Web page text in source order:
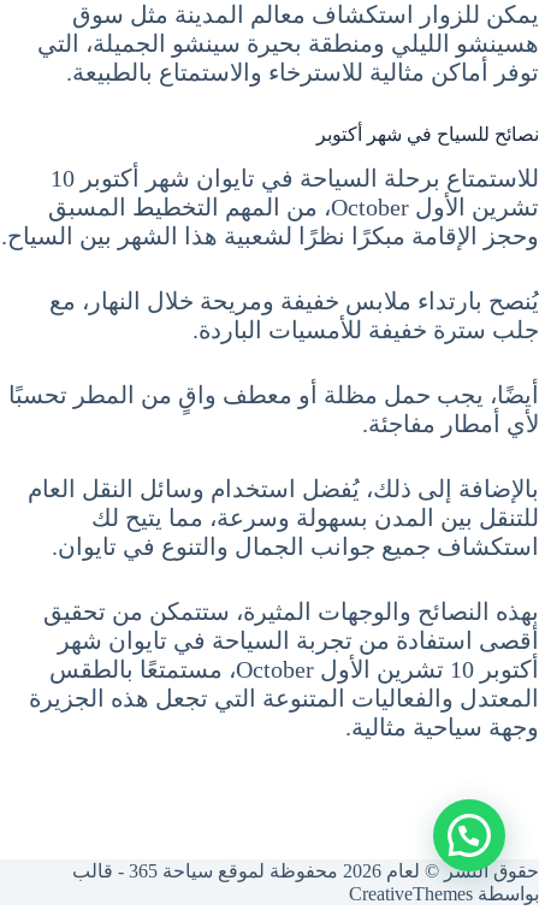
يمكن للزوار استكشاف معالم المدينة مثل سوق
هسينشو الليلي ومنطقة بحيرة سينشو الجميلة، التي
توفر أماكن مثالية للاسترخاء والاستمتاع بالطبيعة.
نصائح للسياح في شهر أكتوبر
للاستمتاع برحلة السياحة في تايوان شهر أكتوبر 10
تشرين الأول October، من المهم التخطيط المسبق
وحجز الإقامة مبكرًا نظرًا لشعبية هذا الشهر بين السياح.
يُنصح بارتداء ملابس خفيفة ومريحة خلال النهار، مع
جلب سترة خفيفة للأمسيات الباردة.
أيضًا، يجب حمل مظلة أو معطف واقٍ من المطر تحسبًا
لأي أمطار مفاجئة.
بالإضافة إلى ذلك، يُفضل استخدام وسائل النقل العام
للتنقل بين المدن بسهولة وسرعة، مما يتيح لك
استكشاف جميع جوانب الجمال والتنوع في تايوان.
بهذه النصائح والوجهات المثيرة، ستتمكن من تحقيق
أقصى استفادة من تجربة السياحة في تايوان شهر
أكتوبر 10 تشرين الأول October، مستمتعًا بالطقس
المعتدل والفعاليات المتنوعة التي تجعل هذه الجزيرة
وجهة سياحية مثالية.
حقوق النشر © لعام 2026 محفوظة لموقع سياحة 365 - قالب
بواسطة CreativeThemes